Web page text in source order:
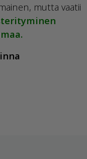
mutta vaatii